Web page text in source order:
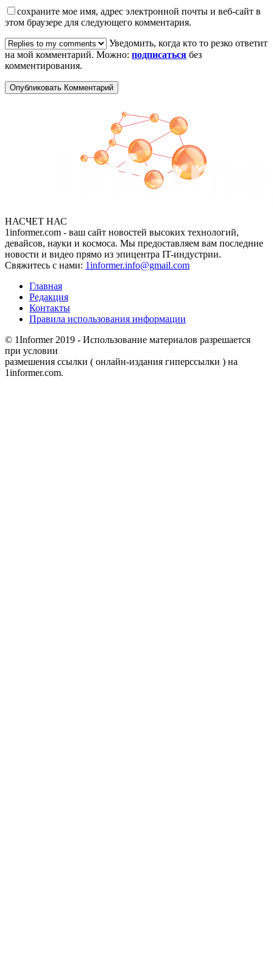
сохраните мое имя, адрес электронной почты и веб-сайт в
этом браузере для следующего комментария.
Уведомить, когда кто то резко ответит
на мой комментарий. Можно: подписаться без
комментирования.
НАСЧЕТ НАС
1informer.com - ваш сайт новостей высоких технологий,
девайсов, науки и космоса. Мы предоставляем вам последние
новости и видео прямо из эпицентра IT-индустрии.
Свяжитесь с нами: 1informer.info@gmail.com
Главная
Редакция
Контакты
Правила использования информации
© 1Informer 2019 - Использование материалов разрешается
при условии
размешения ссылки ( онлайн-издания гиперссылки ) на
1informer.com.